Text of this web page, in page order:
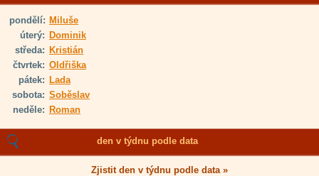
pondělí: Miluše
úterý: Dominik
středa: Kristián
čtvrtek: Oldřiška
pátek: Lada
sobota: Soběslav
neděle: Roman
den v týdnu podle data
Zjistit den v týdnu podle data »